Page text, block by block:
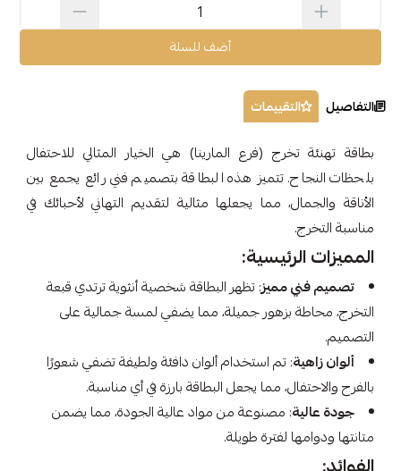
أضف للسلة
التفاصيل التقييمات
بطاقة تهنئة تخرج (فرع المارينا) هي الخيار المثالي للاحتفال
بلحظات النجاح. تتميز هذه البطاقة بتصميم فني رائع يجمع بين
الأناقة والجمال، مما يجعلها مثالية لتقديم التهاني لأحبائك في
مناسبة التخرج.
المميزات الرئيسية:
تصميم فني مميز: تظهر البطاقة شخصية أنثوية ترتدي قبعة
التخرج، محاطة بزهور جميلة، مما يضفي لمسة جمالية على
التصميم.
ألوان زاهية: تم استخدام ألوان دافئة ولطيفة تضفي شعورًا
بالفرح والاحتفال، مما يجعل البطاقة بارزة في أي مناسبة.
جودة عالية: مصنوعة من مواد عالية الجودة، مما يضمن
متانتها ودوامها لفترة طويلة.